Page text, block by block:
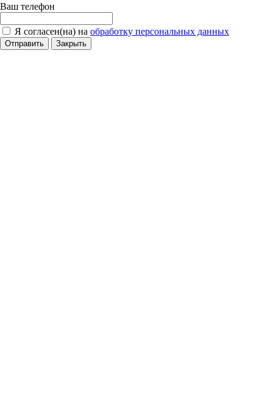
Ваш телефон
Я согласен(на) на обработку персональных данных
Отправить Закрыть